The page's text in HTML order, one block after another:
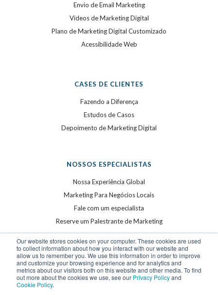
Our website stores cookies on your computer. These cookies are used
to collect information about how you interact with our website and
allow us to remember you. We use this information in order to improve
and customize your browsing experience and for analytics and
metrics about our visitors both on this website and other media. To find
out more about the cookies we use, see our Privacy Policyand
Cookie Policy.
Envio de Email Marketing
Videos de Marketing Digital
Plano de Marketing Digital Customizado
Acessibilidade Web
CASES DE CLIENTES
Fazendo a Diferença
Estudos de Casos
Depoimento de Marketing Digital
NOSSOS ESPECIALISTAS
Nossa Experiência Global
Marketing Para Negócios Locais
Fale com um especialista
Reserve um Palestrante de Marketing